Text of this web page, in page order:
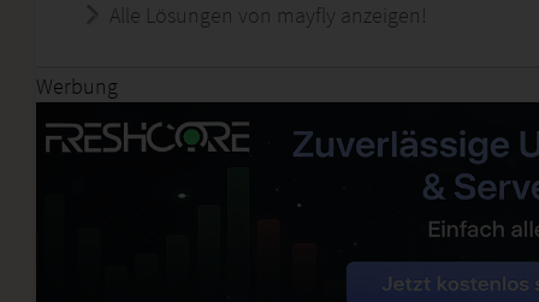
Alle Lösungen von mayfly anzeigen!
Werbung